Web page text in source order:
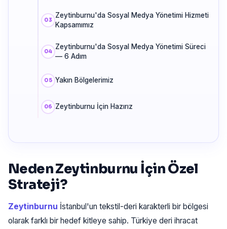
Zeytinburnu'da Sosyal Medya Yönetimi Hizmeti
Kapsamımız
Zeytinburnu'da Sosyal Medya Yönetimi Süreci
— 6 Adım
Yakın Bölgelerimiz
Zeytinburnu İçin Hazırız
Neden Zeytinburnu İçin Özel
Strateji?
Zeytinburnu İstanbul'un tekstil-deri karakterli bir bölgesi
olarak farklı bir hedef kitleye sahip. Türkiye deri ihracat